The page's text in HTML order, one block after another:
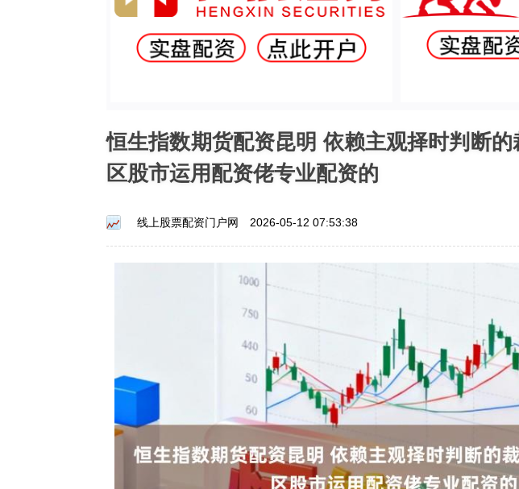
恒生指数期货配资昆明 依赖主观择时判断
区股市运用配资佬专业配资的
线上股票配资门户网 2026-05-12 07:53:38